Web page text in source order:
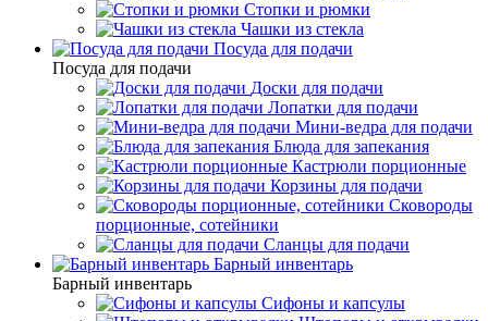
Стопки и рюмки
Чашки из стекла
Посуда для подачи
Посуда для подачи
Доски для подачи
Лопатки для подачи
Мини-ведра для подачи
Блюда для запекания
Кастрюли порционные
Корзины для подачи
Сковороды
порционные, сотейники
Сланцы для подачи
Барный инвентарь
Барный инвентарь
Сифоны и капсулы